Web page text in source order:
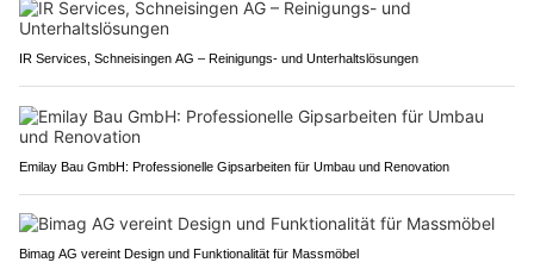
IR Services, Schneisingen AG – Reinigungs- und Unterhaltslösungen
Emilay Bau GmbH: Professionelle Gipsarbeiten für Umbau und Renovation
Bimag AG vereint Design und Funktionalität für Massmöbel